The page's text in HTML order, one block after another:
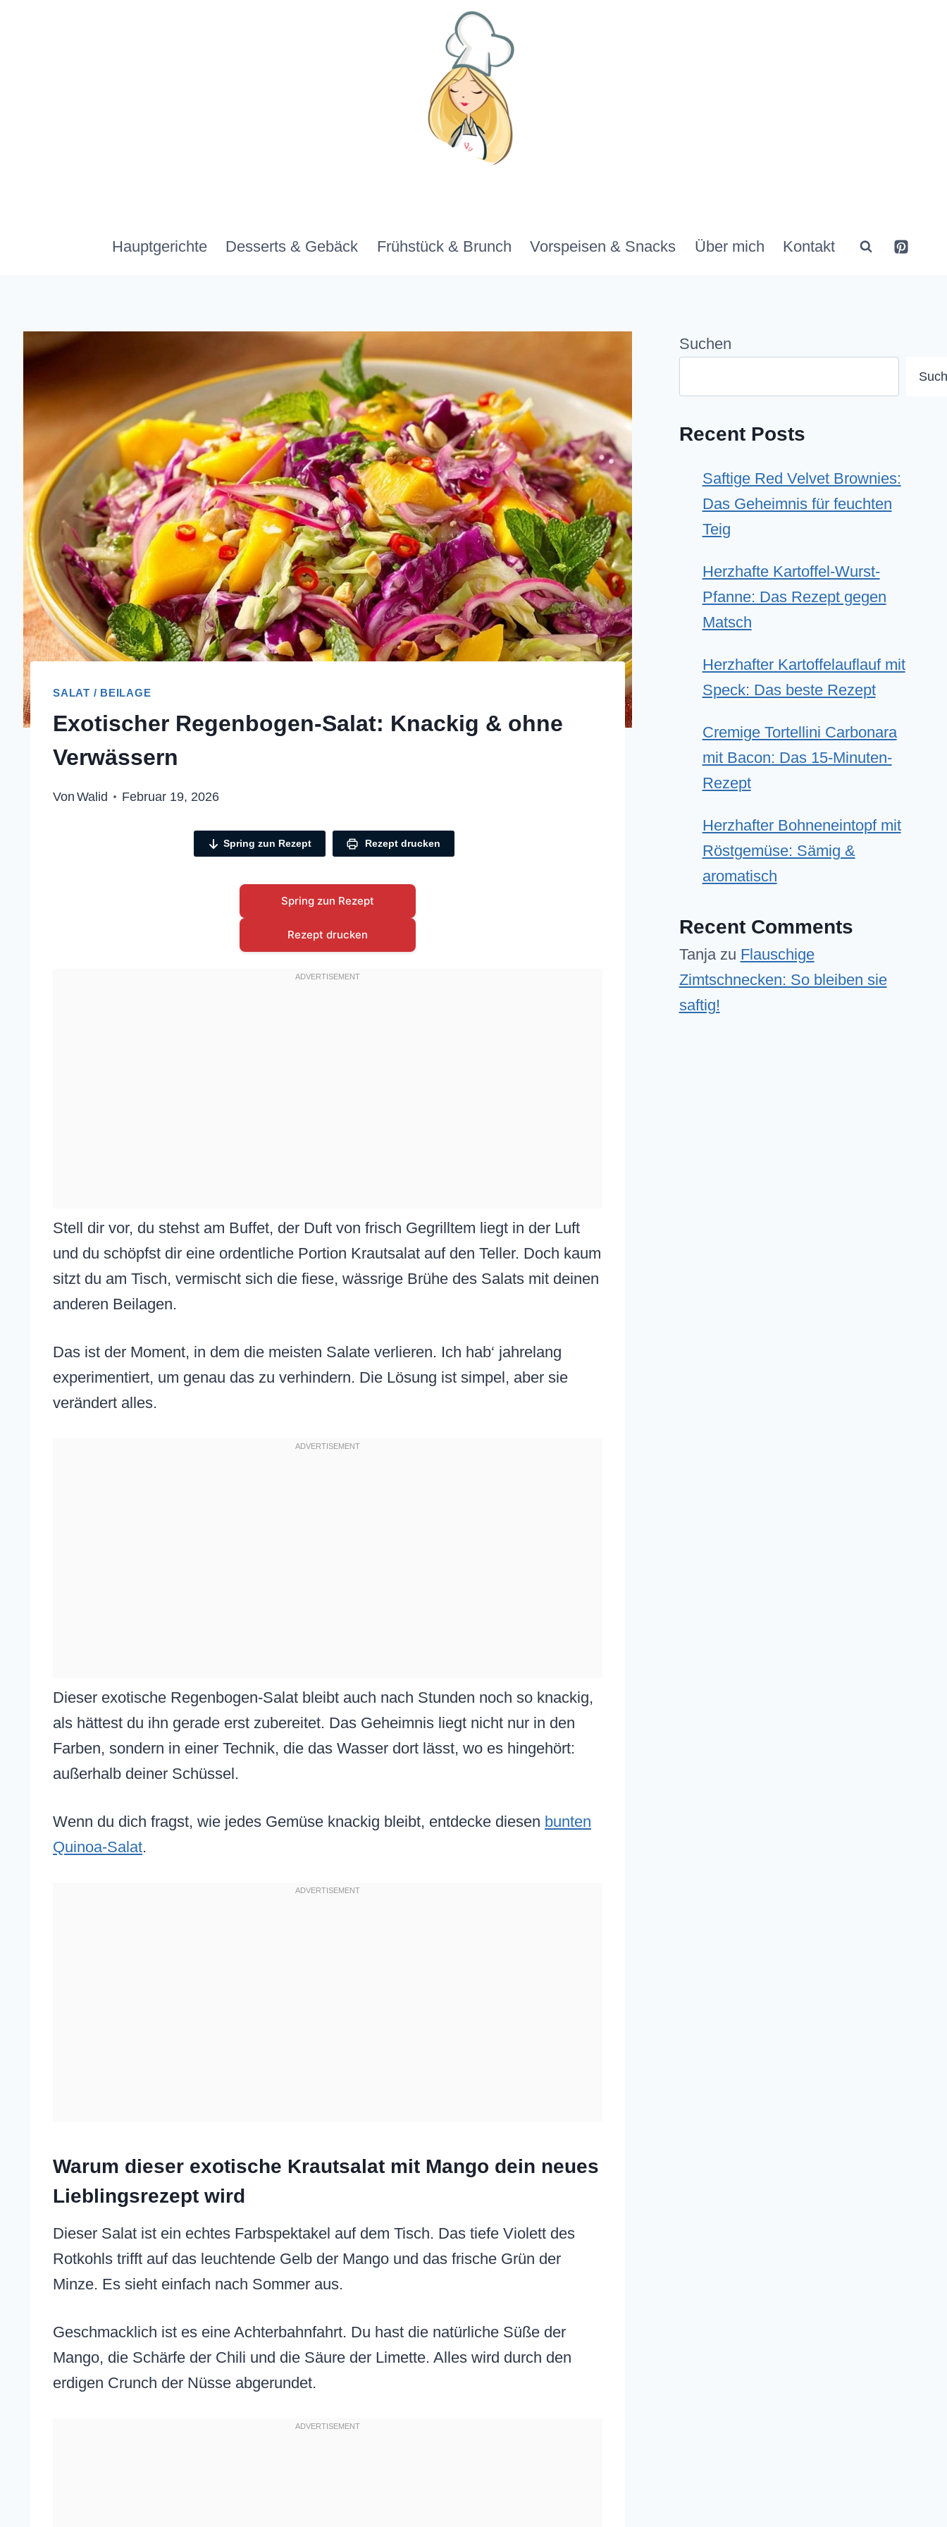
Hauptgerichte Desserts & Gebäck Frühstück & Brunch Vorspeisen & Snacks Über mich Kontakt
SALAT / BEILAGE
Exotischer Regenbogen-Salat: Knackig & ohne
Verwässern
Von Walid Februar 19, 2026
Spring zun Rezept Rezept drucken
Spring zun Rezept
Rezept drucken
Stell dir vor, du stehst am Buffet, der Duft von frisch Gegrilltem liegt in der Luft
und du schöpfst dir eine ordentliche Portion Krautsalat auf den Teller. Doch kaum
sitzt du am Tisch, vermischt sich die fiese, wässrige Brühe des Salats mit deinen
anderen Beilagen.
Das ist der Moment, in dem die meisten Salate verlieren. Ich hab‘ jahrelang
experimentiert, um genau das zu verhindern. Die Lösung ist simpel, aber sie
verändert alles.
Dieser exotische Regenbogen-Salat bleibt auch nach Stunden noch so knackig,
als hättest du ihn gerade erst zubereitet. Das Geheimnis liegt nicht nur in den
Farben, sondern in einer Technik, die das Wasser dort lässt, wo es hingehört:
außerhalb deiner Schüssel.
Wenn du dich fragst, wie jedes Gemüse knackig bleibt, entdecke diesen bunten
Quinoa-Salat.
Warum dieser exotische Krautsalat mit Mango dein neues
Lieblingsrezept wird
Dieser Salat ist ein echtes Farbspektakel auf dem Tisch. Das tiefe Violett des
Rotkohls trifft auf das leuchtende Gelb der Mango und das frische Grün der
Minze. Es sieht einfach nach Sommer aus.
Geschmacklich ist es eine Achterbahnfahrt. Du hast die natürliche Süße der
Mango, die Schärfe der Chili und die Säure der Limette. Alles wird durch den
erdigen Crunch der Nüsse abgerundet.
Suchen
Recent Posts
Saftige Red Velvet Brownies:
Das Geheimnis für feuchten
Teig
Herzhafte Kartoffel-Wurst-
Pfanne: Das Rezept gegen
Matsch
Herzhafter Kartoffelauflauf mit
Speck: Das beste Rezept
Cremige Tortellini Carbonara
mit Bacon: Das 15-Minuten-
Rezept
Herzhafter Bohneneintopf mit
Röstgemüse: Sämig &
aromatisch
Recent Comments
Tanjazu Flauschige
Zimtschnecken: So bleiben sie
saftig!